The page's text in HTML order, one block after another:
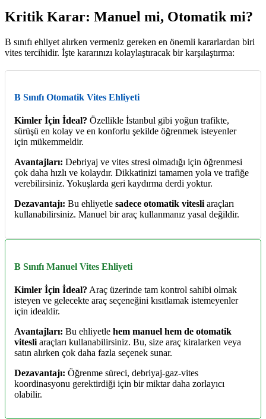
Kritik Karar: Manuel mi, Otomatik mi?
B sınıfı ehliyet alırken vermeniz gereken en önemli kararlardan biri
vites tercihidir. İşte kararınızı kolaylaştıracak bir karşılaştırma:
B Sınıfı Otomatik Vites Ehliyeti
Kimler İçin İdeal? Özellikle İstanbul gibi yoğun trafikte,
sürüşü en kolay ve en konforlu şekilde öğrenmek isteyenler
için mükemmeldir.
Avantajları: Debriyaj ve vites stresi olmadığı için öğrenmesi
çok daha hızlı ve kolaydır. Dikkatinizi tamamen yola ve trafiğe
verebilirsiniz. Yokuşlarda geri kaydırma derdi yoktur.
Dezavantajı: Bu ehliyetle sadece otomatik vitesliaraçları
kullanabilirsiniz. Manuel bir araç kullanmanız yasal değildir.
B Sınıfı Manuel Vites Ehliyeti
Kimler İçin İdeal? Araç üzerinde tam kontrol sahibi olmak
isteyen ve gelecekte araç seçeneğini kısıtlamak istemeyenler
için idealdir.
Avantajları: Bu ehliyetle hem manuel hem de otomatik
vitesli araçları kullanabilirsiniz. Bu, size araç kiralarken veya
satın alırken çok daha fazla seçenek sunar.
Dezavantajı: Öğrenme süreci, debriyaj-gaz-vites
koordinasyonu gerektirdiği için bir miktar daha zorlayıcı
olabilir.